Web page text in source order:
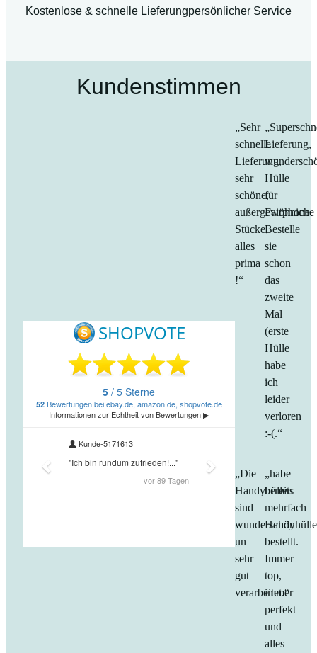
Kostenlose & schnelle Lieferungpersönlicher Service
Kundenstimmen
„Sehr
schnelle
Lieferung,
sehr
schöne,
außergewöhniche
Stücke,
alles
prima
!“
Lieferung,
Hülle
für
Fairphone.
Bestelle
sie
schon
das
zweite
Mal
(erste
Hülle
habe
ich
leider
verloren
:-(.“
„Die
Handyhüllen
sind
wunderschön
un
sehr
gut
verarbeitet.“
„habe
bereits
mehrfach
bestellt.
Immer
top,
immer
perfekt
und
alles